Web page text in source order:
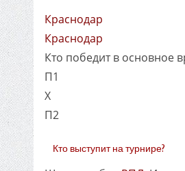
Краснодар
Краснодар
Кто победит в основное
П1
X
П2
Кто выступит на турнире?